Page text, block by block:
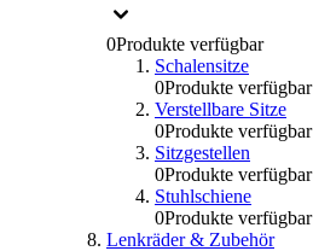
0Produkte verfügbar
Schalensitze
0Produkte verfügbar
Verstellbare Sitze
0Produkte verfügbar
Sitzgestellen
0Produkte verfügbar
Stuhlschiene
0Produkte verfügbar
Lenkräder & Zubehör